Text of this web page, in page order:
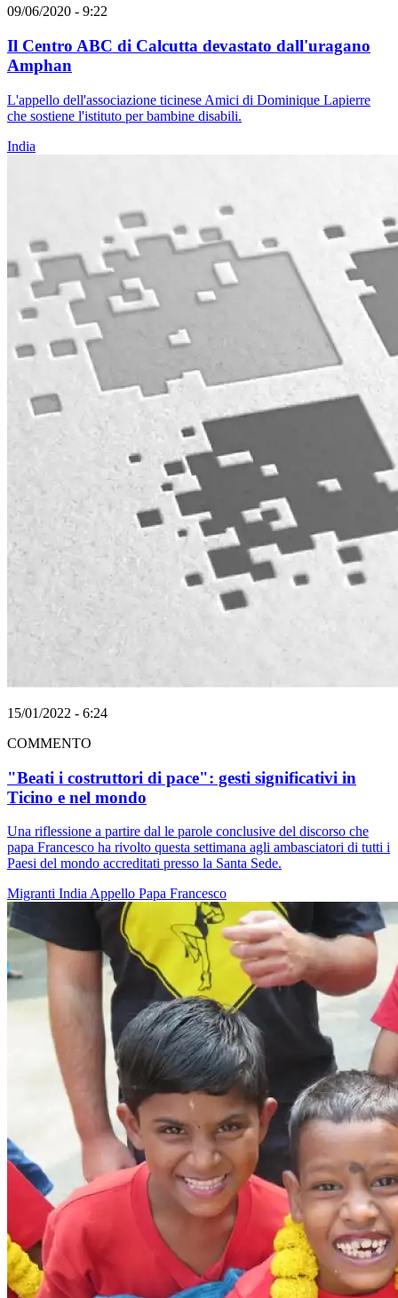
09/06/2020 - 9:22
Il Centro ABC di Calcutta devastato dall'uragano
Amphan
L'appello dell'associazione ticinese Amici di Dominique Lapierre
che sostiene l'istituto per bambine disabili.
India
15/01/2022 - 6:24
COMMENTO
"Beati i costruttori di pace": gesti significativi in
Ticino e nel mondo
Una riflessione a partire dal le parole conclusive del discorso che
papa Francesco ha rivolto questa settimana agli ambasciatori di tutti i
Paesi del mondo accreditati presso la Santa Sede.
Migranti India Appello Papa Francesco